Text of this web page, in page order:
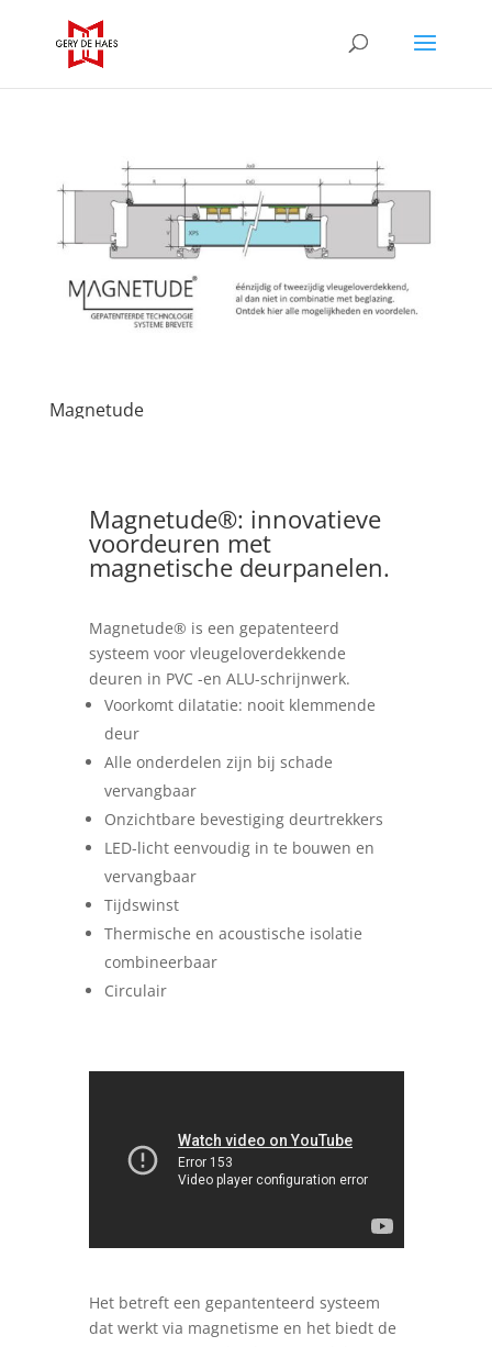
Magnetude
Magnetude®: innovatieve
voordeuren met
magnetische deurpanelen.
Magnetude® is een gepatenteerd
systeem voor vleugeloverdekkende
deuren in PVC -en ALU-schrijnwerk.
Voorkomt dilatatie: nooit klemmende
deur
Alle onderdelen zijn bij schade
vervangbaar
Onzichtbare bevestiging deurtrekkers
LED-licht eenvoudig in te bouwen en
vervangbaar
Tijdswinst
Thermische en acoustische isolatie
combineerbaar
Circulair
Het betreft een gepantenteerd systeem
dat werkt via magnetisme en het biedt de